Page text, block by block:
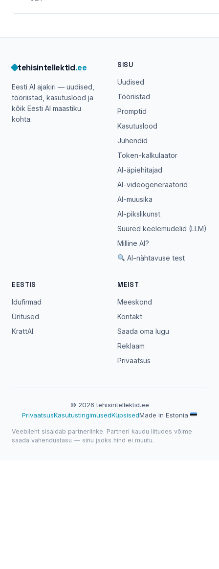
tehisintellektid.ee
Eesti AI ajakiri — uudised,
tööriistad, kasutuslood ja
kõik Eesti AI maastiku
kohta.
SISU
Uudised
Tööriistad
Promptid
Kasutuslood
Juhendid
Token-kalkulaator
AI-äpiehitajad
AI-videogeneraatorid
AI-muusika
AI-pikslikunst
Suured keelemudelid (LLM)
Milline AI?
AI-nähtavuse test
EESTIS
Idufirmad
Üritused
KrattAI
MEIST
Meeskond
Kontakt
Saada oma lugu
Reklaam
Privaatsus
© 2026 tehisintellektid.ee
PrivaatsusKasutustingimusedKüpsisedMade in Estonia
Veebileht sisaldab partnerlinke. Partneri kaudu liitudes võime
saada vahendustasu — sinu jaoks hind ei muutu.